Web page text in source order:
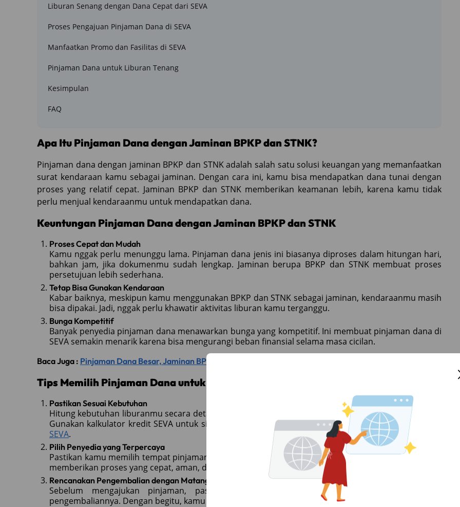
Liburan Senang dengan Dana Cepat dari SEVA
Proses Pengajuan Pinjaman Dana di SEVA
Manfaatkan Promo dan Fasilitas di SEVA
Pinjaman Dana untuk Liburan Tenang
Kesimpulan
FAQ
Apa Itu Pinjaman Dana dengan Jaminan BPKP dan STNK?
Pinjaman dana dengan jaminan BPKP dan STNK adalah salah satu solusi keuangan yang memanfaatkan
surat kendaraan kamu sebagai jaminan. Dengan cara ini, kamu bisa mendapatkan dana tunai dengan
proses yang relatif cepat. Jaminan BPKP dan STNK memberikan keamanan lebih, karena kamu tidak
perlu menjual kendaraanmu untuk mendapatkan dana.
Keuntungan Pinjaman Dana dengan Jaminan BPKP dan STNK
Proses Cepat dan Mudah
Kamu nggak perlu menunggu lama. Pinjaman dana jenis ini biasanya diproses dalam hitungan hari,
bahkan jam, jika dokumenmu sudah lengkap. Jaminan berupa BPKP dan STNK membuat proses
persetujuan lebih sederhana.
Tetap Bisa Gunakan Kendaraan
Kabar baiknya, meskipun kamu menggunakan BPKP dan STNK sebagai jaminan, kendaraanmu masih
bisa dipakai. Jadi, nggak perlu khawatir aktivitas liburan kamu terganggu.
Bunga Kompetitif
Banyak penyedia pinjaman dana menawarkan bunga yang kompetitif. Ini membuat pinjaman dana di
SEVA semakin menarik karena bisa mengurangi beban finansial selama masa cicilan.
Baca Juga : Pinjaman Dana Besar, Jaminan BPKB Mobil Bisa Jadi Solusinya
Tips Memilih Pinjaman Dana untuk Liburan yang Menyenangkan
Pastikan Sesuai Kebutuhan
Hitung kebutuhan liburanmu secara detail. Jangan sampai meminjam lebih dari yang kamu perlukan.
Gunakan kalkulator kredit SEVA untuk simulasi pinjaman. Kamu bisa cek fitur ini dikalkulator kredit
SEVA.
Pilih Penyedia yang Terpercaya
Pastikan kamu memilih tempat pinjaman dana yang terpercaya seperti SEVA. Pinjaman dana di SEVA
memberikan proses yang cepat, aman, dan bunga kompetitif.
Rencanakan Pengembalian dengan Matang
Sebelum mengajukan pinjaman, pastikan kamu sudah punya rencana keuangan untuk
pengembaliannya. Dengan begitu, kamu bisa liburan senang tanpa beban pikiran.